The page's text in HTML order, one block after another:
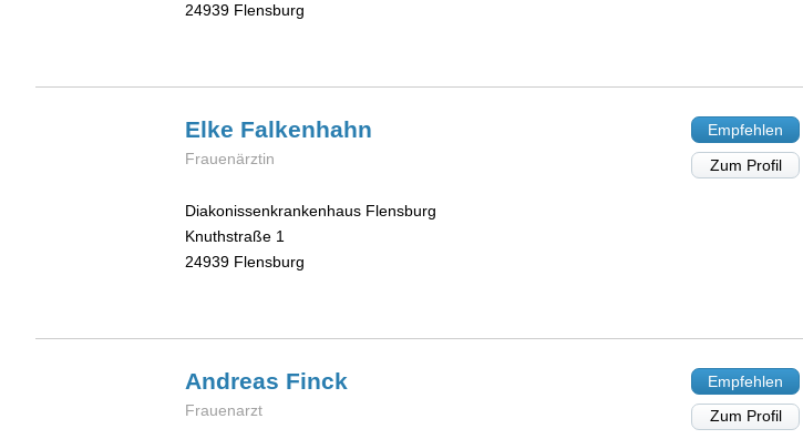
24939 Flensburg
Elke Falkenhahn
Frauenärztin
Diakonissenkrankenhaus Flensburg
Knuthstraße 1
24939 Flensburg
Empfehlen
Zum Profil
Andreas Finck
Frauenarzt
Empfehlen
Zum Profil